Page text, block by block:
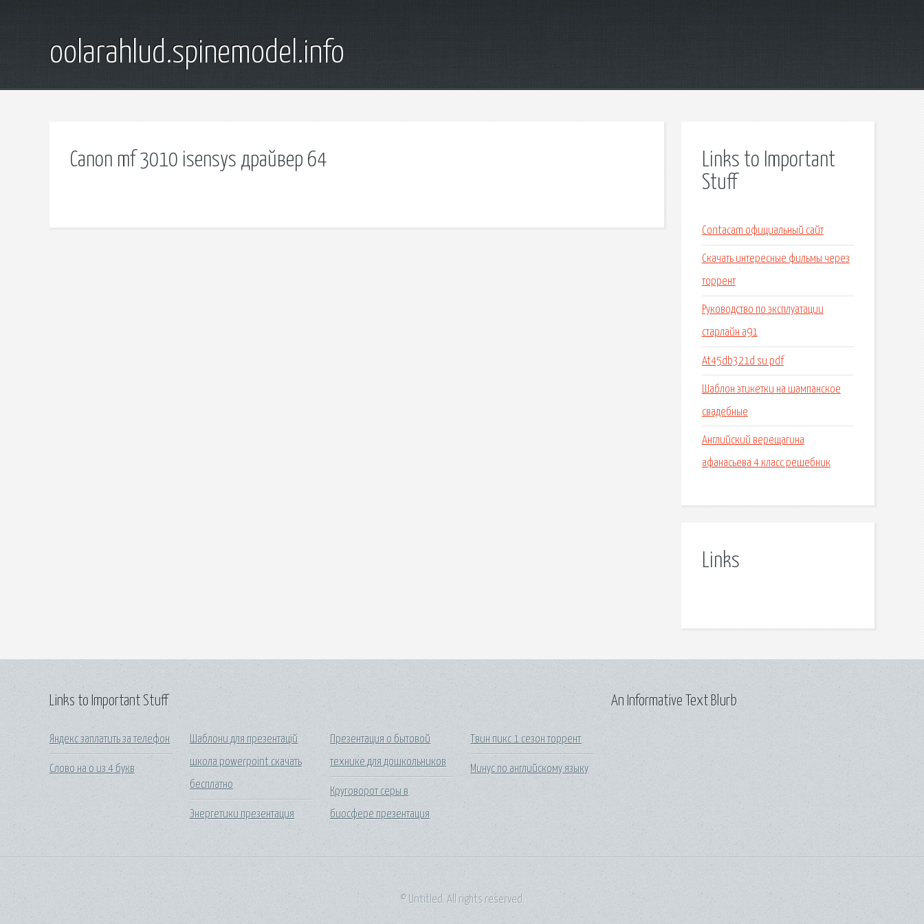
oolarahlud.spinemodel.info
Canon mf 3010 isensys драйвер 64
Links to Important
Stuff
Contacam официальный сайт
Скачать интересные фильмы через
торрент
Руководство по эксплуатации
старлайн а91
At45db321d su pdf
Шаблон этикетки на шампанское
свадебные
Английский верещагина
афанасьева 4 класс решебник
Links
Links to Important Stuff
Яндекс заплатить за телефон
Слово на о из 4 букв
Шаблони для презентацій
школа powerpoint скачать
бесплатно
Энергетики презентация
Презентация о бытовой
технике для дошкольников
Круговорот серы в
биосфере презентация
Твин пикс 1 сезон торрент
Минус по английскому языку
An Informative Text Blurb
© Untitled. All rights reserved.